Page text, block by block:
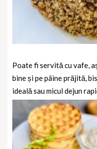
Poate fi servită cu vafe,
bine și pe pâine prăjită,
ideală sau micul dejun